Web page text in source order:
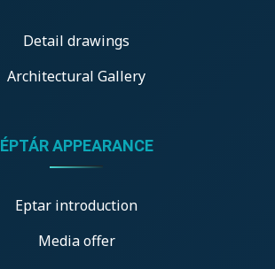
Detail drawings
Architectural Gallery
ÉPTÁR APPEARANCE
Eptar introduction
Media offer